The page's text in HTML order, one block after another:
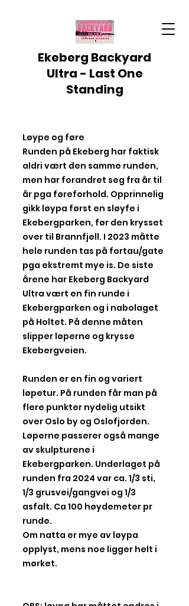
Ekeberg Backyard
Ultra - Last One
Standing
Løype og føre
Runden på Ekeberg har faktisk
aldri vært den samme runden,
men har forandret seg fra år til
år pga føreforhold. Opprinnelig
gikk løypa først en sløyfe i
Ekebergparken, før den krysset
over til Brannfjell. I 2023 måtte
hele runden tas på fortau/gate
pga ekstremt mye is. De siste
årene har Ekeberg Backyard
Ultra vært en fin runde i
Ekebergparken og i nabolaget
på Holtet. På denne måten
slipper løperne og krysse
Ekebergveien.
Runden er en fin og variert
løpetur. På runden får man på
flere punkter nydelig utsikt
over Oslo by og Oslofjorden.
Løperne passerer også mange
av skulpturene i
Ekebergparken. Underlaget på
runden fra 2024 var ca. 1/3 sti,
1/3 grusvei/gangvei og 1/3
asfalt. Ca 100 høydemeter pr
runde.
Om natta er mye av løypa
opplyst, mens noe ligger helt i
mørket.